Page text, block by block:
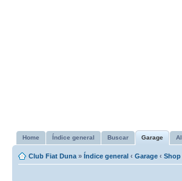
Home Índice general Buscar Garage
Club Fiat Duna » Índice general ‹ Garage ‹ Shop